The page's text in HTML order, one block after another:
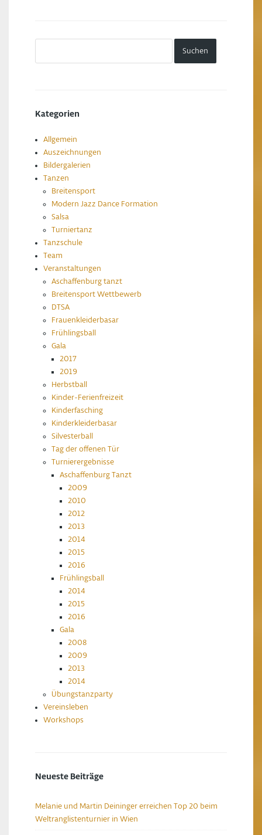
Kategorien
Allgemein
Auszeichnungen
Bildergalerien
Tanzen
Breitensport
Modern Jazz Dance Formation
Salsa
Turniertanz
Tanzschule
Team
Veranstaltungen
Aschaffenburg tanzt
Breitensport Wettbewerb
DTSA
Frauenkleiderbasar
Frühlingsball
Gala
2017
2019
Herbstball
Kinder-Ferienfreizeit
Kinderfasching
Kinderkleiderbasar
Silvesterball
Tag der offenen Tür
Turnierergebnisse
Aschaffenburg Tanzt
2009
2010
2012
2013
2014
2015
2016
Frühlingsball
2014
2015
2016
Gala
2008
2009
2013
2014
Übungstanzparty
Vereinsleben
Workshops
Neueste Beiträge
Melanie und Martin Deininger erreichen Top 20 beim
Weltranglistenturnier in Wien